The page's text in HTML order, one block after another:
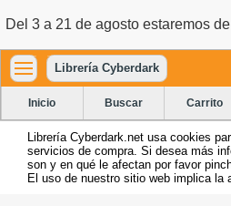
Del 3 a 21 de agosto estaremos
Librería Cyberdark
Inicio Buscar Carrito
Librería Cyberdark.net usa cookies
servicios de compra. Si desea más
son y en qué le afectan por favor
El uso de nuestro sitio web implica la